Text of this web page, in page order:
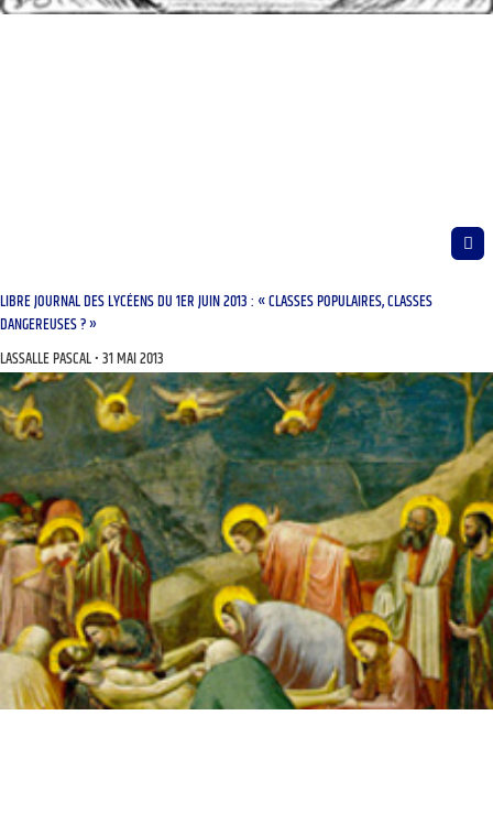
LIBRE JOURNAL DES LYCÉENS DU 1ER JUIN 2013 : « CLASSES POPULAIRES, CLASSES
DANGEREUSES ? »
LASSALLE PASCAL 31 MAI 2013